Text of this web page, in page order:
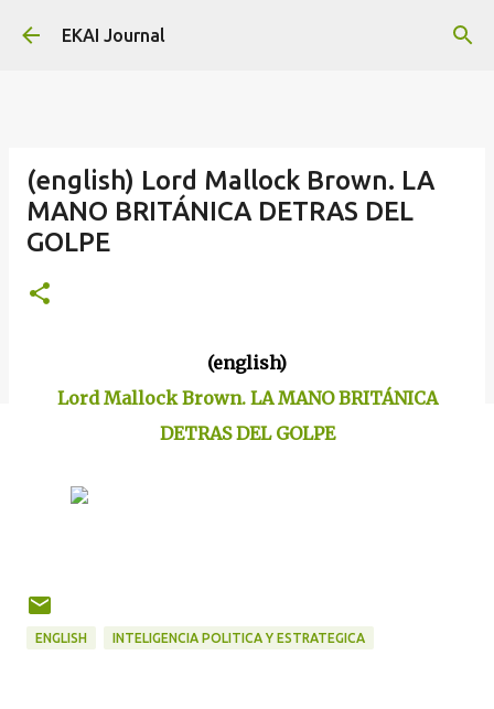
EKAI Journal
(english) Lord Mallock Brown. LA
MANO BRITÁNICA DETRAS DEL
GOLPE
(english)
Lord Mallock Brown. LA MANO BRITÁNICA
DETRAS DEL GOLPE
ENGLISH INTELIGENCIA POLITICA Y ESTRATEGICA